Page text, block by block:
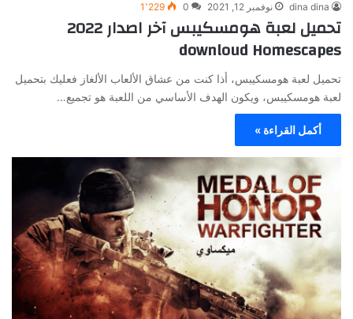
dina dina نوفمبر 12, 2021 0 1٬229
تحميل لعبة هومسكيبس آخر اصدار 2022
downloud Homescapes
تحميل لعبة هومسكيبس، أذا كنت من عشاق الألعاب الألغاز فعليك بتحميل
لعبة هومسكيبس، ويكون الهدف الأساسي من اللعبة هو تجميع…
أكمل القراءة »